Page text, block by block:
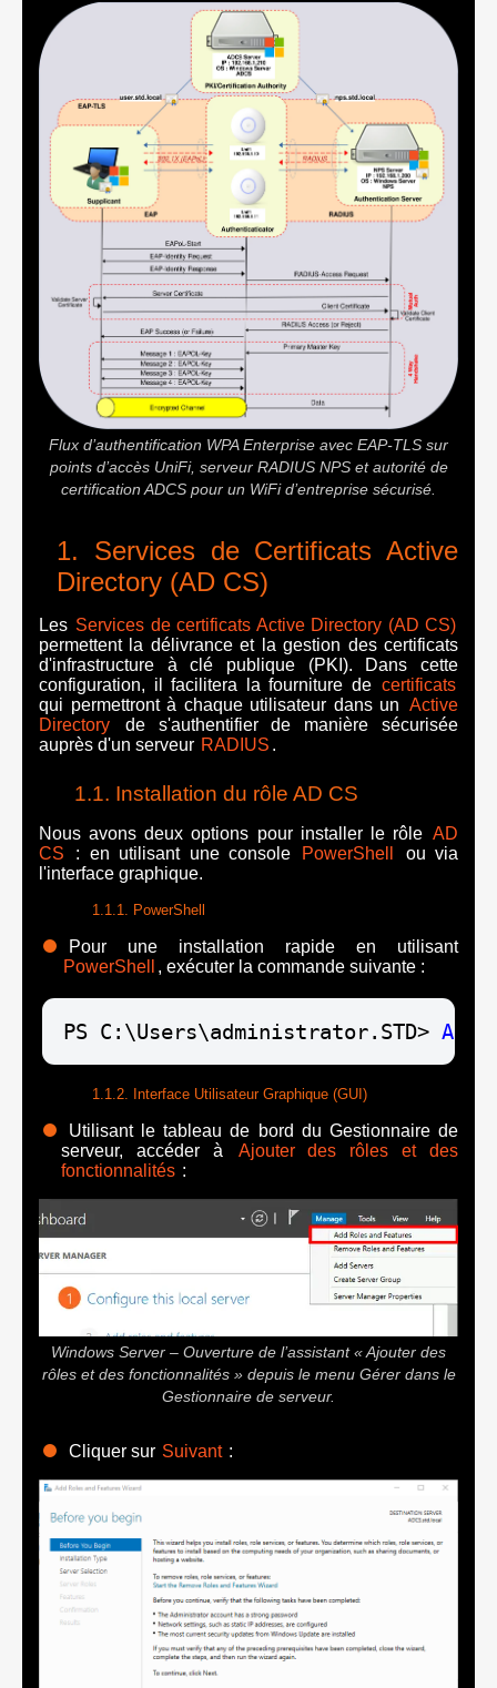
Flux d’authentification WPA Enterprise avec EAP-TLS sur
points d’accès UniFi, serveur RADIUS NPS et autorité de
certification ADCS pour un WiFi d’entreprise sécurisé.
Services de Certificats Active
Directory (AD CS)
Les Services de certificats Active Directory (AD CS)
permettent la délivrance et la gestion des certificats
d'infrastructure à clé publique (PKI). Dans cette
configuration, il facilitera la fourniture de certificats
qui permettront à chaque utilisateur dans un Active
Directory
de s'authentifier de manière sécurisée
auprès d'un serveur RADIUS .
Installation du rôle AD CS
Nous avons deux options pour installer le rôle AD
CS
: en utilisant une console PowerShell
ou via
l'interface graphique.
PowerShell
Pour une installation rapide en utilisant
PowerShell
, exécuter la commande suivante :
PS C:\Users\administrator.STD> Add-
Interface Utilisateur Graphique (GUI)
Utilisant le tableau de bord du Gestionnaire de
serveur, accéder à
Ajouter des rôles et des
fonctionnalités :
Windows Server – Ouverture de l’assistant « Ajouter des
rôles et des fonctionnalités » depuis le menu Gérer dans le
Gestionnaire de serveur.
Cliquer sur Suivant :